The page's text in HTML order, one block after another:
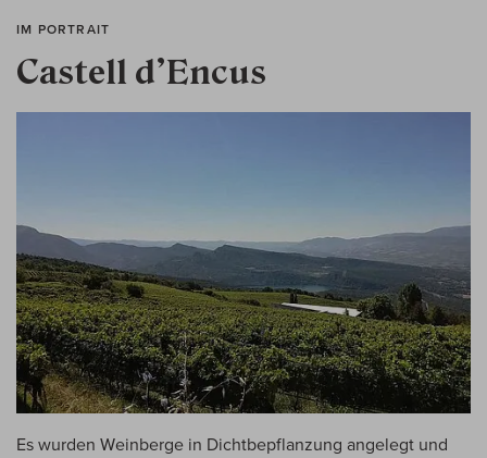
IM PORTRAIT
Castell d’Encus
Es wurden Weinberge in Dichtbepflanzung angelegt und